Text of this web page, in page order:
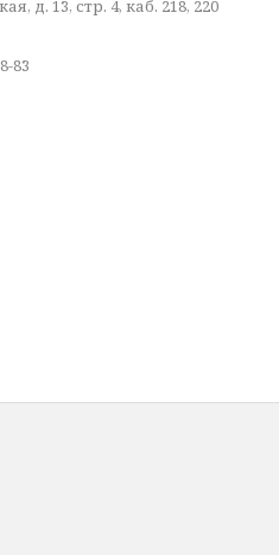
д. 13, стр. 4, каб. 218, 220
83